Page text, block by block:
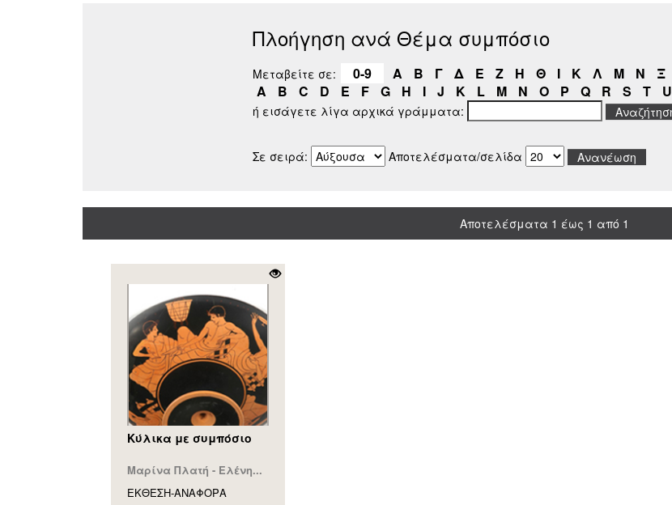
Πλοήγηση ανά Θέμα συμπόσιο
Μεταβείτε σε: 0-9 Α Β Γ Δ Ε Ζ Η Θ Ι Κ Λ Μ Ν Ξ
A
B C D E F G H I J K L M N O P Q R S T U
ή εισάγετε λίγα αρχικά γράμματα:
Σε σειρά: Αποτελέσματα/σελίδα
Αποτελέσματα 1 έως 1 από 1
Κύλικα με συμπόσιο
Μαρίνα Πλατή - Ελένη...
ΕΚΘΕΣΗ-ΑΝΑΦΟΡA